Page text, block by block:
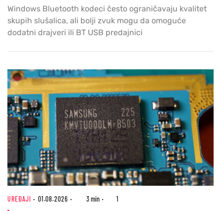
Windows Bluetooth kodeci često ograničavaju kvalitet
skupih slušalica, ali bolji zvuk mogu da omoguće
dodatni drajveri ili BT USB predajnici
UREĐAJI 01.08.2026 3 min 1